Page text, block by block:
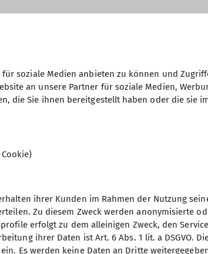
finden Bergtouren, Klettersteig-
Service
soziale Medien anbieten zu können und
an unsere Partner für soziale Medien,
die Sie ihnen bereitgestellt haben oder die sie
ihrer Kunden im Rahmen der Nutzung
Zu diesem Zweck werden anonymisierte
erfolgt zu dem alleinigen Zweck, den
ihrer Daten ist Art. 6 Abs. 1 lit. a DSGVO.
Es werden keine Daten an Dritte